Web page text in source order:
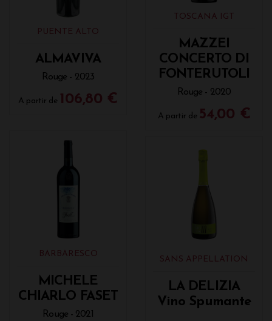
PUENTE ALTO
ALMAVIVA
Rouge - 2023
A partir de 106,80 €
TOSCANA IGT
MAZZEI
CONCERTO DI
FONTERUTOLI
Rouge - 2020
A partir de 54,00 €
BARBARESCO
MICHELE
CHIARLO FASET
Rouge - 2021
SANS APPELLATION
LA DELIZIA
Vino Spumante